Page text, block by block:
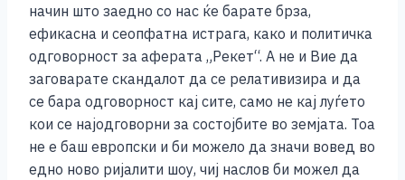
e
b
o
o
k
e
n
g
er
er s
A
p
p
l y
Li
n
k
e
начин што заедно со нас ќе барате брза,
ефикасна и сеопфатна истрага, како и политичка
одговорност за аферата „Рекет“. А не и Вие да
заговарате скандалот да се релативизира и да
се бара одговорност кај сите, само не кај луѓето
кои се најодговорни за состојбите во земјата. Тоа
не е баш европски и би можело да значи вовед во
едно ново ријалити шоу, чиј наслов би можел да